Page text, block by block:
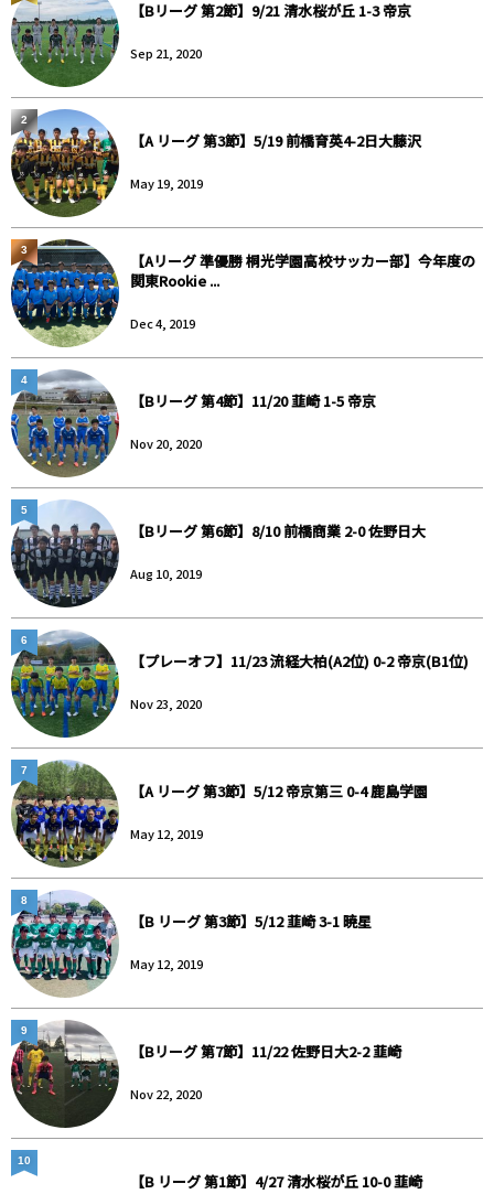
【Bリーグ 第2節】9/21 清水桜が丘 1-3 帝京
Sep 21, 2020
【A リーグ 第3節】5/19 前橋育英4-2日大藤沢
May 19, 2019
2
【Aリーグ 準優勝 桐光学園高校サッカー部】今年度の
関東Rookie ...
Dec 4, 2019
3
【Bリーグ 第4節】11/20 韮崎 1-5 帝京
Nov 20, 2020
4
【Bリーグ 第6節】8/10 前橋商業 2-0 佐野日大
Aug 10, 2019
5
【プレーオフ】11/23 流経大柏(A2位) 0-2 帝京(B1位)
Nov 23, 2020
6
【A リーグ 第3節】5/12 帝京第三 0-4 鹿島学園
May 12, 2019
7
【B リーグ 第3節】5/12 韮崎 3-1 暁星
May 12, 2019
8
【Bリーグ 第7節】11/22 佐野日大2-2 韮崎
Nov 22, 2020
9
【B リーグ 第1節】4/27 清水桜が丘 10-0 韮崎
10